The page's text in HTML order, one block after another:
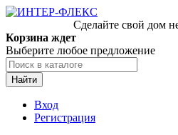
Сделайте свой дом
Корзина ждет
Выберите любое предложение
Найти
Вход
Регистрация